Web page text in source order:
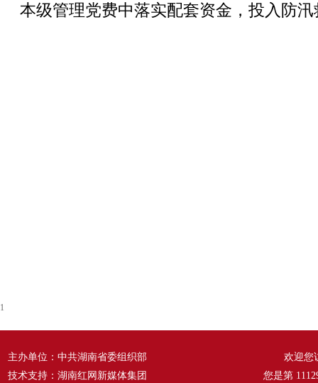
本级管理党费中落实配套资金，投入防
1
主办单位：中共湖南省委组织部
技术支持：湖南红网新媒体集团
欢迎您
您是第